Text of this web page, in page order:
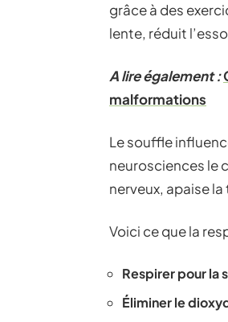
grâce à des
lente, réduit
A lire également :
malformations
Le souffle
neurosciences le
nerveux, apaise
Voici ce que la
Respirer pour la
Éliminer le